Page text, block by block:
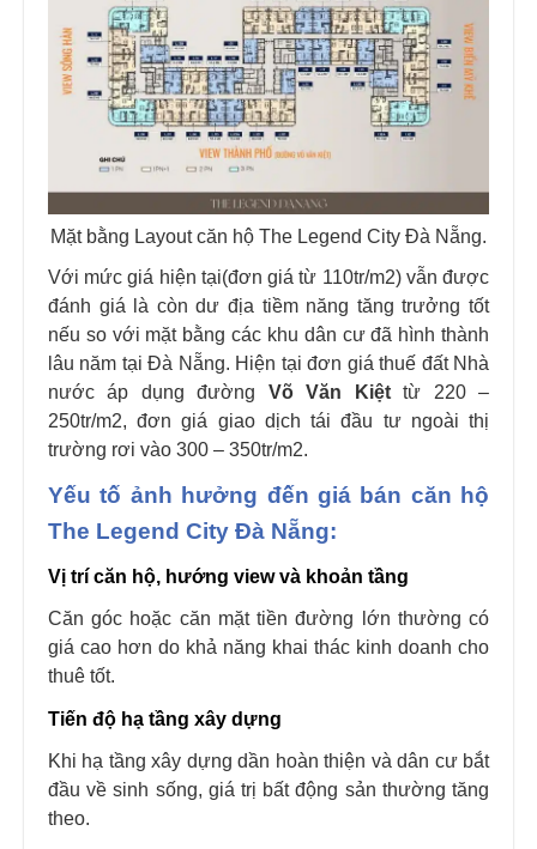
Mặt bằng Layout căn hộ The Legend City Đà Nẵng.
Với mức giá hiện tại(đơn giá từ 110tr/m2) vẫn được
đánh giá là còn dư địa tiềm năng tăng trưởng tốt
nếu so với mặt bằng các khu dân cư đã hình thành
lâu năm tại Đà Nẵng. Hiện tại đơn giá thuế đất Nhà
nước áp dụng đường Võ Văn Kiệttừ 220 –
250tr/m2, đơn giá giao dịch tái đầu tư ngoài thị
trường rơi vào 300 – 350tr/m2.
Yếu tố ảnh hưởng đến giá bán căn hộ
The Legend City Đà Nẵng:
Vị trí căn hộ, hướng view và khoản tầng
Căn góc hoặc căn mặt tiền đường lớn thường có
giá cao hơn do khả năng khai thác kinh doanh cho
thuê tốt.
Tiến độ hạ tầng xây dựng
Khi hạ tầng xây dựng dần hoàn thiện và dân cư bắt
đầu về sinh sống, giá trị bất động sản thường tăng
theo.